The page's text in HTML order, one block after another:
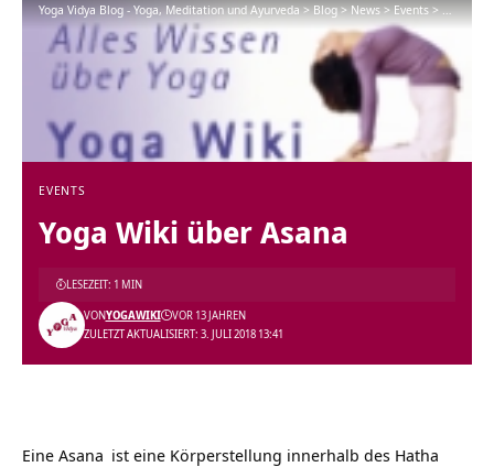
Yoga Vidya Blog - Yoga, Meditation und Ayurveda>Blog>News>Events>Yoga
EVENTS
Yoga Wiki über Asana
ZULETZT AKTUALISIERT: 3. JULI 2018 13:41
VONYOGAWIKI VOR 13 JAHREN
LESEZEIT: 1 MIN
Eine Asana ist eine Körperstellung innerhalb des Hatha